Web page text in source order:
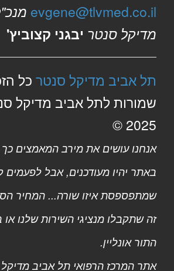
evgene@tlvmed.co.il
מדיקל סנטר יבגני קצוביץ'
תל אביב מדיקל סנטר כל
2025 ©
אנחנו עושים את מירב המאמצים
באתר יהיו מעודכנים, אבל לפעמים
שמתפספסת איזו שורה... המחיר
זה שתקבלו מנציגי השירות שלנו
התור אונליין.
אתר המרכז הרפואי תל אביב